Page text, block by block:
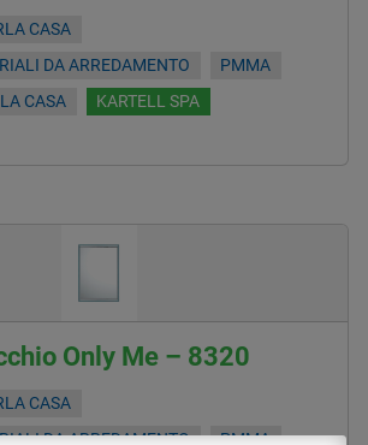
CASA
DA ARREDAMENTO
PMMA
CASA
KARTELL SPA
Only Me – 8320
CASA
DA ARREDAMENTO
PMMA